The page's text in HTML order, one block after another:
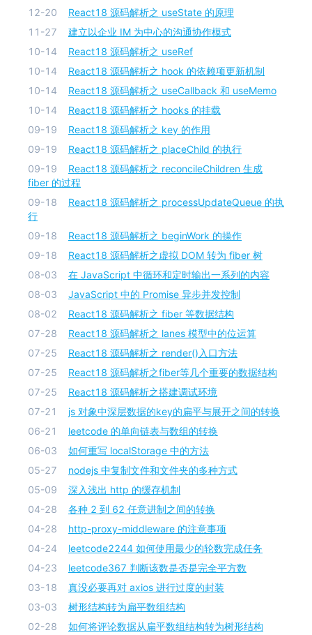
12-20
React18 源码解析之 useState 的原理
11-27
建立以企业 IM 为中心的沟通协作模式
10-14
React18 源码解析之 useRef
10-14
React18 源码解析之 hook 的依赖项更新机制
10-14
React18 源码解析之 useCallback 和 useMemo
10-14
React18 源码解析之 hooks 的挂载
09-19
React18 源码解析之 key 的作用
09-19
React18 源码解析之 placeChild 的执行
09-19
React18 源码解析之 reconcileChildren 生成
fiber 的过程
09-18
React18 源码解析之 processUpdateQueue 的执
行
09-18
React18 源码解析之 beginWork 的操作
09-18
React18 源码解析之虚拟 DOM 转为 fiber 树
08-03
在 JavaScript 中循环和定时输出一系列的内容
08-03
JavaScript 中的 Promise 异步并发控制
08-02
React18 源码解析之 fiber 等数据结构
07-28
React18 源码解析之 lanes 模型中的位运算
07-25
React18 源码解析之 render()入口方法
07-25
React18 源码解析之fiber等几个重要的数据结构
07-25
React18 源码解析之搭建调试环境
07-21
js 对象中深层数据的key的扁平与展开之间的转换
06-21
leetcode 的单向链表与数组的转换
06-03
如何重写 localStorage 中的方法
05-27
nodejs 中复制文件和文件夹的多种方式
05-09
深入浅出 http 的缓存机制
04-28
各种 2 到 62 任意进制之间的转换
04-28
http-proxy-middleware 的注意事项
04-24
leetcode2244 如何使用最少的轮数完成任务
04-23
leetcode367 判断该数是否是完全平方数
03-18
真没必要再对 axios 进行过度的封装
03-03
树形结构转为扁平数组结构
02-28
如何将评论数据从扁平数组结构转为树形结构